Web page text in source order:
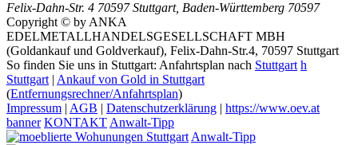
Felix-Dahn-Str. 4 70597 Stuttgart, Baden-Württemberg 70597
Copyright © by ANKA
EDELMETALLHANDELSGESELLSCHAFT MBH
(Goldankauf und Goldverkauf), Felix-Dahn-Str.4, 70597 Stuttgart
So finden Sie uns in Stuttgart: Anfahrtsplan nach Stuttgart h
Stuttgart| Ankauf von Gold in Stuttgart
(Entfernungsrechner/Anfahrtsplan)
Impressum | AGB | Datenschutzerklärung | https://www.oev.at
banner KONTAKTAnwalt-Tipp
Anwalt-Tipp